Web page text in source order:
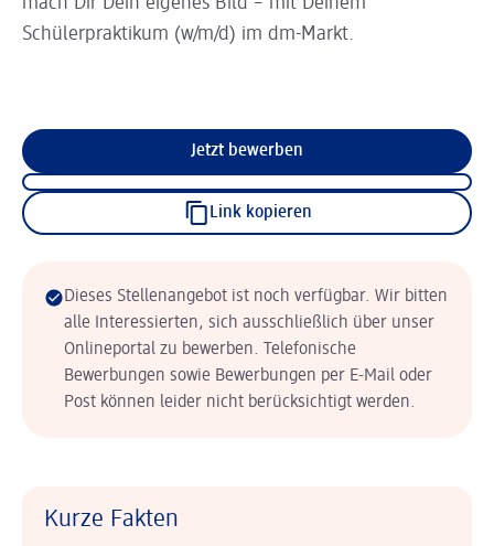
Schülerpraktikum (w/m/d) im dm-Markt.
Jetzt bewerben
Link kopieren
Dieses Stellenangebot ist noch verfügbar. Wir bitten
alle Interessierten, sich ausschließlich über unser
Onlineportal zu bewerben. Telefonische
Bewerbungen sowie Bewerbungen per E-Mail oder
Post können leider nicht berücksichtigt werden.
Kurze Fakten